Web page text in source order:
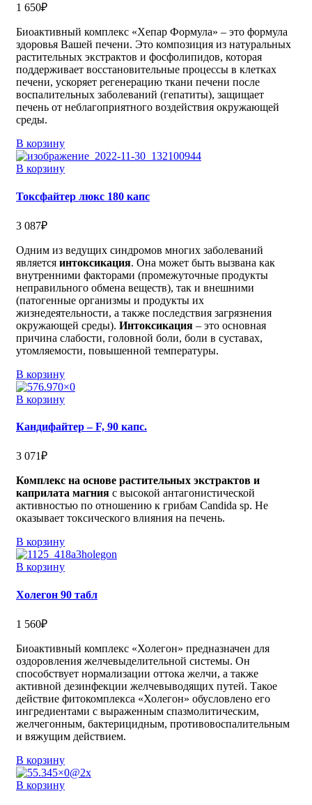
1 650₽
Биоактивный комплекс «Хепар Формула» – это формула
здоровья Вашей печени. Это композиция из натуральных
растительных экстрактов и фосфолипидов, которая
поддерживает восстановительные процессы в клетках
печени, ускоряет регенерацию ткани печени после
воспалительных заболеваний (гепатиты), защищает
печень от неблагоприятного воздействия окружающей
среды.
В корзину
В корзину
Токсфайтер люкс 180 капс
3 087₽
Одним из ведущих синдромов многих заболеваний
является интоксикация. Она может быть вызвана как
внутренними факторами (промежуточные продукты
неправильного обмена веществ), так и внешними
(патогенные организмы и продукты их
жизнедеятельности, а также последствия загрязнения
окружающей среды). Интоксикация – это основная
причина слабости, головной боли, боли в суставах,
утомляемости, повышенной температуры.
В корзину
В корзину
Кандифайтер – F, 90 капс.
3 071₽
Комплекс на основе растительных экстрактов и
каприлата магния с высокой антагонистической
активностью по отношению к грибам Candida sp. Не
оказывает токсического влияния на печень.
В корзину
В корзину
Холегон 90 табл
1 560₽
Биоактивный комплекс «Холегон» предназначен для
оздоровления желчевыделительной системы. Он
способствует нормализации оттока желчи, а также
активной дезинфекции желчевыводящих путей. Такое
действие фитокомплекса «Холегон» обусловлено его
ингредиентами с выраженным спазмолитическим,
желчегонным, бактерицидным, противовоспалительным
и вяжущим действием.
В корзину
В корзину